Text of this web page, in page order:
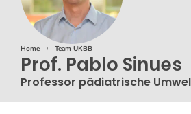
Home ⟩ Team UKBB
Prof. Pablo Sinues
Professor pädiatrische